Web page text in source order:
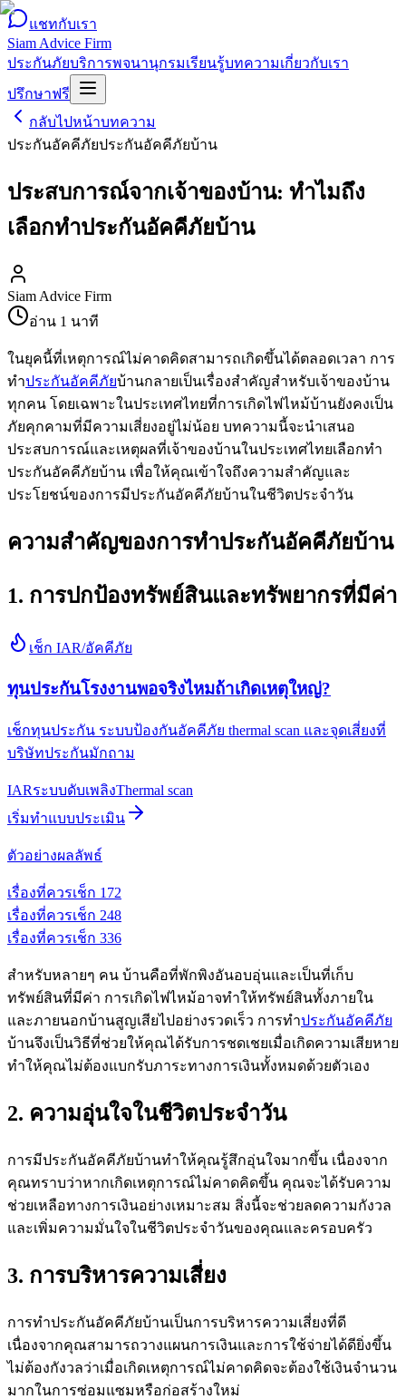
แชทกับเรา
Siam Advice Firm
ประกันภัยบริการพจนานุกรมเรียนรู้บทความเกี่ยวกับเรา
ปรึกษาฟรี
กลับไปหน้าบทความ
ประกันอัคคีภัยประกันอัคคีภัยบ้าน
ประสบการณ์จากเจ้าของบ้าน: ทำไมถึง
เลือกทำประกันอัคคีภัยบ้าน
Siam Advice Firm
อ่าน 1 นาที
ในยุคนี้ที่เหตุการณ์ไม่คาดคิดสามารถเกิดขึ้นได้ตลอดเวลา การ
ทำประกันอัคคีภัยบ้านกลายเป็นเรื่องสำคัญสำหรับเจ้าของบ้าน
ทุกคน โดยเฉพาะในประเทศไทยที่การเกิดไฟไหม้บ้านยังคงเป็น
ภัยคุกคามที่มีความเสี่ยงอยู่ไม่น้อย บทความนี้จะนำเสนอ
ประสบการณ์และเหตุผลที่เจ้าของบ้านในประเทศไทยเลือกทำ
ประกันอัคคีภัยบ้าน เพื่อให้คุณเข้าใจถึงความสำคัญและ
ประโยชน์ของการมีประกันอัคคีภัยบ้านในชีวิตประจำวัน
ความสำคัญของการทำประกันอัคคีภัยบ้าน
1. การปกป้องทรัพย์สินและทรัพยากรที่มีค่า
เช็ก IAR/อัคคีภัย
ทุนประกันโรงงานพอจริงไหมถ้าเกิดเหตุใหญ่?
เช็กทุนประกัน ระบบป้องกันอัคคีภัย thermal scan และจุดเสี่ยงที่
บริษัทประกันมักถาม
IARระบบดับเพลิงThermal scan
เริ่มทำแบบประเมิน
ตัวอย่างผลลัพธ์
เรื่องที่ควรเช็ก 1 72
เรื่องที่ควรเช็ก 248
เรื่องที่ควรเช็ก 336
สำหรับหลายๆ คน บ้านคือที่พักพิงอันอบอุ่นและเป็นที่เก็บ
ทรัพย์สินที่มีค่า การเกิดไฟไหม้อาจทำให้ทรัพย์สินทั้งภายใน
และภายนอกบ้านสูญเสียไปอย่างรวดเร็ว การทำประกันอัคคีภัย
บ้านจึงเป็นวิธีที่ช่วยให้คุณได้รับการชดเชยเมื่อเกิดความเสียหาย
ทำให้คุณไม่ต้องแบกรับภาระทางการเงินทั้งหมดด้วยตัวเอง
2. ความอุ่นใจในชีวิตประจำวัน
การมีประกันอัคคีภัยบ้านทำให้คุณรู้สึกอุ่นใจมากขึ้น เนื่องจาก
คุณทราบว่าหากเกิดเหตุการณ์ไม่คาดคิดขึ้น คุณจะได้รับความ
ช่วยเหลือทางการเงินอย่างเหมาะสม สิ่งนี้จะช่วยลดความกังวล
และเพิ่มความมั่นใจในชีวิตประจำวันของคุณและครอบครัว
3. การบริหารความเสี่ยง
การทำประกันอัคคีภัยบ้านเป็นการบริหารความเสี่ยงที่ดี
เนื่องจากคุณสามารถวางแผนการเงินและการใช้จ่ายได้ดียิ่งขึ้น
ไม่ต้องกังวลว่าเมื่อเกิดเหตุการณ์ไม่คาดคิดจะต้องใช้เงินจำนวน
มากในการซ่อมแซมหรือก่อสร้างใหม่